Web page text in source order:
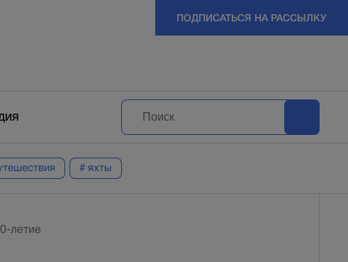
ПОДПИСАТЬСЯ НА РАССЫЛКУ
# яхты
летие